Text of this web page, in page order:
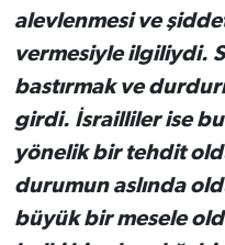
alevlenmesi ve
vermesiyle ilgiliydi.
bastırmak ve
girdi. İsrailliler ise
yönelik bir tehdit
durumun aslında
büyük bir mesele